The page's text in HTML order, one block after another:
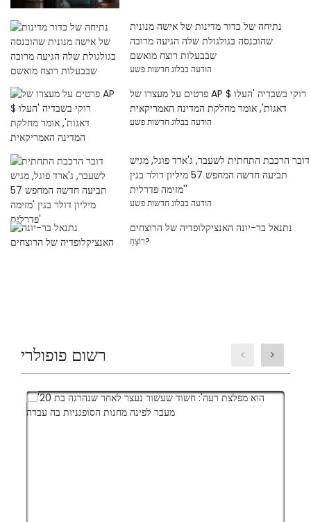
נתיחה של כדור מדינות של אישה מנונית
שהוכנסה בגולגולת שלה הגיעה מרובה
שבבעלות רוצח מואשם
הודעה בבלוג חדשות פשע
פרטים על מעצרו של AP $ רוקי בשבדיה 'העלו
דאגות', אומר מחלקת המדינה האמריקאית
הודעה בבלוג חדשות פשע
דובר הרכבת התחתית לשעבר, ג'ארד פוגל, מגיש
תביעה חדשה המחפש 57 מיליון דולר בגין
'מזימה פדרלית'
הודעה בבלוג חדשות פשע
נתנאל בר-יונה האנציקלופדיה של הרוצחים
רוֹצֵחַ?
רשום פופולרי